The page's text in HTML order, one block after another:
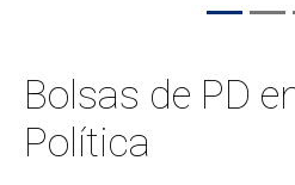
Bolsas de PD
Política